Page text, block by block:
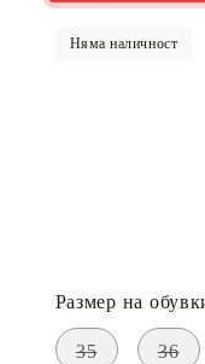
Няма наличност
Размер на
35 36